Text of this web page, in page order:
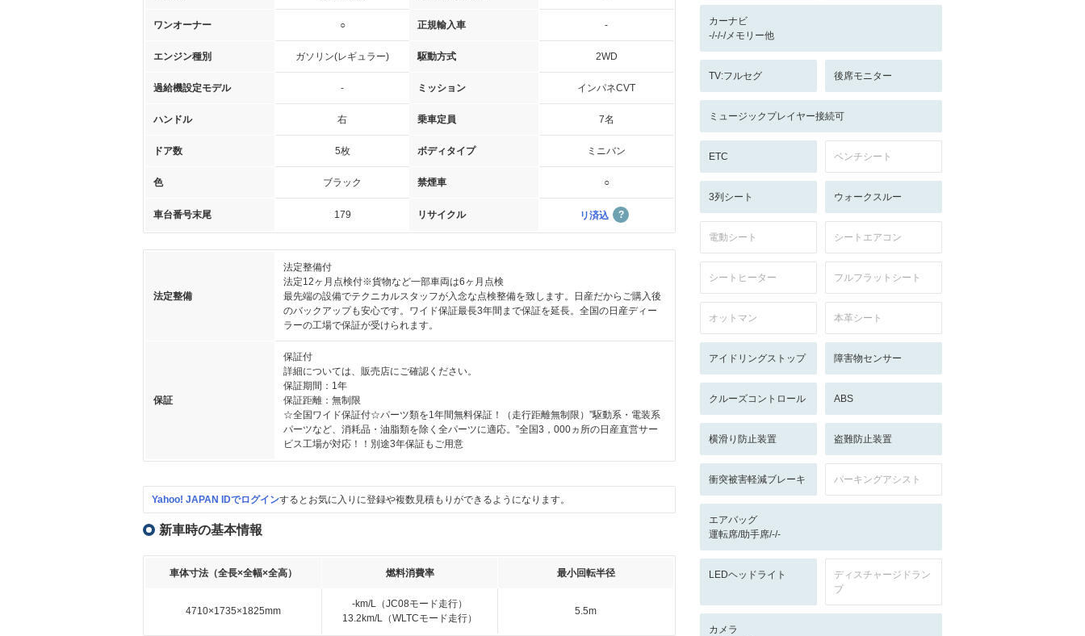
ワンオーナー ○ 正規輸入車 -
エンジン種別 ガソリン(レギュラー) 駆動方式 2WD
過給機設定モデル - ミッション インパネCVT
ハンドル 右 乗車定員 7名
ドア数 5枚 ボディタイプ ミニバン
色 ブラック 禁煙車 ○
車台番号末尾 179 リサイクル リ済込
法定整備
法定整備付
法定12ヶ月点検付※貨物など一部車両は6ヶ月点検
最先端の設備でテクニカルスタッフが入念な点検整備を致します。日産だからご購入後
のバックアップも安心です。ワイド保証最長3年間まで保証を延長。全国の日産ディー
ラーの工場で保証が受けられます。
保証
保証付
詳細については、販売店にご確認ください。
保証期間：1年
保証距離：無制限
☆全国ワイド保証付☆パーツ類を1年間無料保証！（走行距離無制限）”駆動系・電装系
パーツなど、消耗品・油脂類を除く全パーツに適応。”全国3，000ヵ所の日産直営サー
ビス工場が対応！！別途3年保証もご用意
Yahoo! JAPAN IDでログインするとお気に入りに登録や複数見積もりができるようになります。
新車時の基本情報
車体寸法（全長×全幅×全高） 燃料消費率 最小回転半径
4710×1735×1825mm
-km/L（JC08モード走行）
13.2km/L（WLTCモード走行）
5.5m
カーナビ
-/-/-/メモリー他
TV:フルセグ 後席モニター
ミュージックプレイヤー接続可
ETC ベンチシート
3列シート ウォークスルー
電動シート シートエアコン
シートヒーター フルフラットシート
オットマン 本革シート
アイドリングストップ 障害物センサー
クルーズコントロール ABS
横滑り防止装置 盗難防止装置
衝突被害軽減ブレーキ パーキングアシスト
エアバッグ
運転席/助手席/-/-
LEDヘッドライト
ディスチャージドラン
プ
カメラ